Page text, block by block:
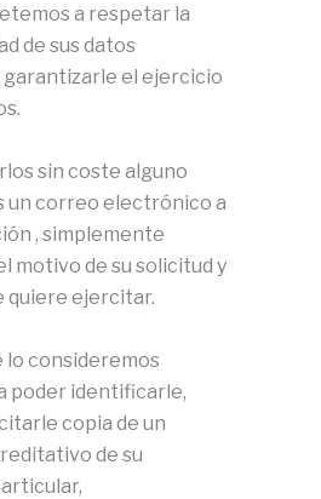
a respetar la
de sus datos
garantizarle el ejercicio
sin coste alguno
un correo electrónico a
, simplemente
motivo de su solicitud y
quiere ejercitar.
lo consideremos
poder identificarle,
copia de un
de su